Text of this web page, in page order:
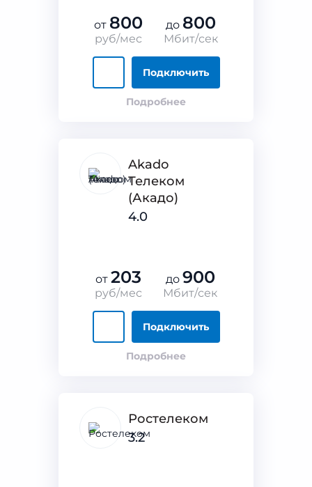
от 800
руб/мес
до 800
Мбит/сек
Подключить
Подробнее
Akado
Телеком
(Акадо)
4.0
от 203
руб/мес
до 900
Мбит/сек
Подключить
Подробнее
Ростелеком
3.2